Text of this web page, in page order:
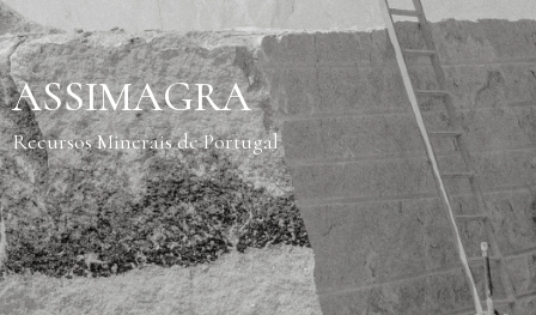
ASSIMAGRA
Recursos Minerais de Portugal